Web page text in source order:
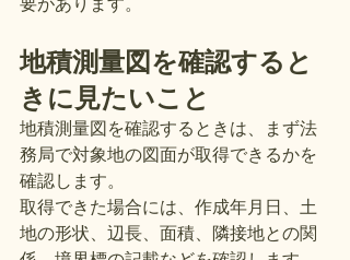
地積測量図を確認すると
きに見たいこと
地積測量図を確認するときは、まず法
務局で対象地の図面が取得できるかを
確認します。
取得できた場合には、作成年月日、土
地の形状、辺長、面積、隣接地との関